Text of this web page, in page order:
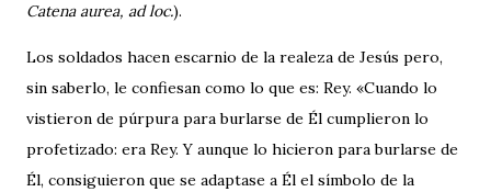
Catena aurea, ad loc.).
Los soldados hacen escarnio de la rea­leza de Jesús pero,
sin saberlo, le confiesan como lo que es: Rey. «Cuando lo
vistieron de púrpura para burlarse de Él cumplieron lo
profetizado: era Rey. Y aunque lo hicieron para burlarse de
Él, consiguieron que se adaptase a Él el símbolo de la